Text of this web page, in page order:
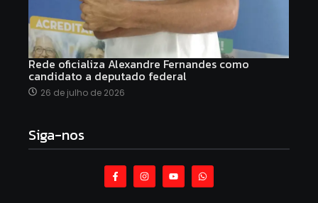
Rede oficializa Alexandre Fernandes como
candidato a deputado federal
26 de julho de 2026
Siga-nos